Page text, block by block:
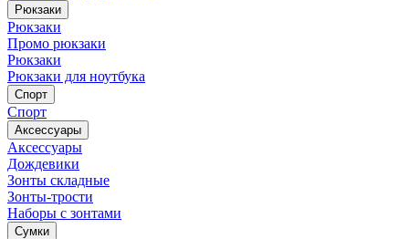
Рюкзаки
Рюкзаки
Промо рюкзаки
Рюкзаки
Рюкзаки для ноутбука
Спорт
Спорт
Аксессуары
Аксессуары
Дождевики
Зонты складные
Зонты-трости
Наборы с зонтами
Сумки